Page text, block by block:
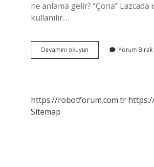
ne anlama gelir? “Çona” Lazcada
kullanılır.…
Devamını okuyun
Ne
Yorum Bırak
https://robotforum.com.tr
Sitemap